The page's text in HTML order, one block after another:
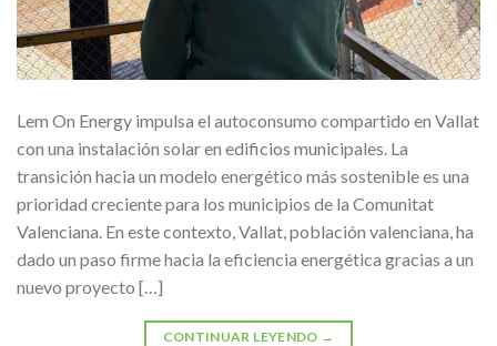
Lem On Energy impulsa el autoconsumo compartido en Vallat
con una instalación solar en edificios municipales. La
transición hacia un modelo energético más sostenible es una
prioridad creciente para los municipios de la Comunitat
Valenciana. En este contexto, Vallat, población valenciana, ha
dado un paso firme hacia la eficiencia energética gracias a un
nuevo proyecto […]
CONTINUAR LEYENDO →